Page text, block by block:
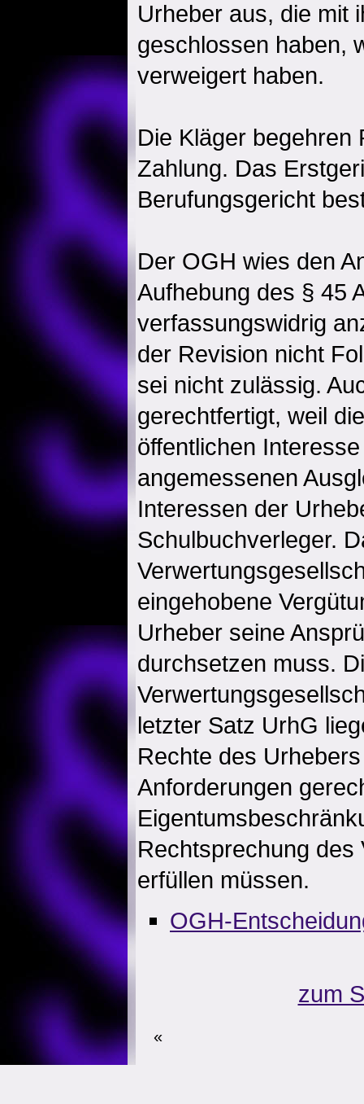
Urheber aus, die mit
geschlossen haben,
verweigert haben.
Die Kläger begehren
Zahlung. Das
Berufungsgericht
Der OGH wies den
Aufhebung des § 45
verfassungswidrig
der Revision nicht
sei nicht zulässig.
gerechtfertigt, weil
öffentlichen
angemessenen
Interessen der
Schulbuchverleger.
eingehobene
Urheber seine
durchsetzen muss.
letzter Satz UrhG
Rechte des
Anforderungen
Rechtsprechung
erfüllen müssen.
OGH-
zum
«